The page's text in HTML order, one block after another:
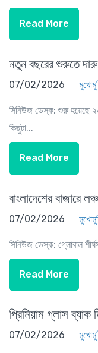
Read More
নতুন বছরের শুরুতে
07/02/2026
সিনিউজ ডেস্ক: শুরু হয়েছে
কিছুটা...
Read More
বাংলাদেশের বাজারে
07/02/2026
সিনিউজ ডেস্ক: গ্লোবাল
Read More
প্রিমিয়াম গ্লাস
07/02/2026